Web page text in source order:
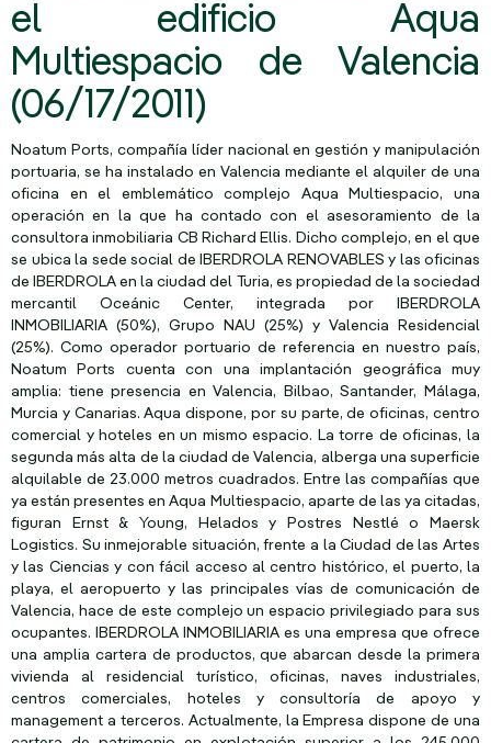
el edificio Aqua
Multiespacio de Valencia
(06/17/2011)
Noatum Ports, compañía líder nacional en gestión y manipulación
portuaria, se ha instalado en Valencia mediante el alquiler de una
oficina en el emblemático complejo Aqua Multiespacio, una
operación en la que ha contado con el asesoramiento de la
consultora inmobiliaria CB Richard Ellis. Dicho complejo, en el que
se ubica la sede social de IBERDROLA RENOVABLES y las oficinas
de IBERDROLA en la ciudad del Turia, es propiedad de la sociedad
mercantil Oceánic Center, integrada por IBERDROLA
INMOBILIARIA (50%), Grupo NAU (25%) y Valencia Residencial
(25%). Como operador portuario de referencia en nuestro país,
Noatum Ports cuenta con una implantación geográfica muy
amplia: tiene presencia en Valencia, Bilbao, Santander, Málaga,
Murcia y Canarias. Aqua dispone, por su parte, de oficinas, centro
comercial y hoteles en un mismo espacio. La torre de oficinas, la
segunda más alta de la ciudad de Valencia, alberga una superficie
alquilable de 23.000 metros cuadrados. Entre las compañías que
ya están presentes en Aqua Multiespacio, aparte de las ya citadas,
figuran Ernst & Young, Helados y Postres Nestlé o Maersk
Logistics. Su inmejorable situación, frente a la Ciudad de las Artes
y las Ciencias y con fácil acceso al centro histórico, el puerto, la
playa, el aeropuerto y las principales vías de comunicación de
Valencia, hace de este complejo un espacio privilegiado para sus
ocupantes. IBERDROLA INMOBILIARIA es una empresa que ofrece
una amplia cartera de productos, que abarcan desde la primera
vivienda al residencial turístico, oficinas, naves industriales,
centros comerciales, hoteles y consultoría de apoyo y
management a terceros. Actualmente, la Empresa dispone de una